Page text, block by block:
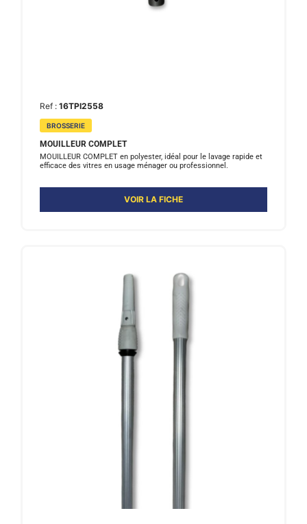
Ref : 16TPI2558
BROSSERIE
MOUILLEUR COMPLET
MOUILLEUR COMPLET en polyester, idéal pour le lavage rapide et
efficace des vitres en usage ménager ou professionnel.
VOIR LA FICHE